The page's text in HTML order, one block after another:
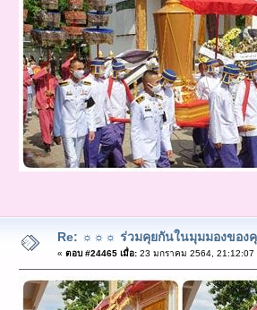
Re: ☼☼☼ ร่วมคุยกันในมุมมองของ
« ตอบ #24465 เมื่อ:23 มกราคม 2564, 21:12:07